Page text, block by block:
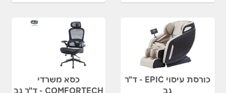
כורסת עיסוי EPIC - ד"ר
גב
כסא משרדי
COMFORTECH - ד"ר גב